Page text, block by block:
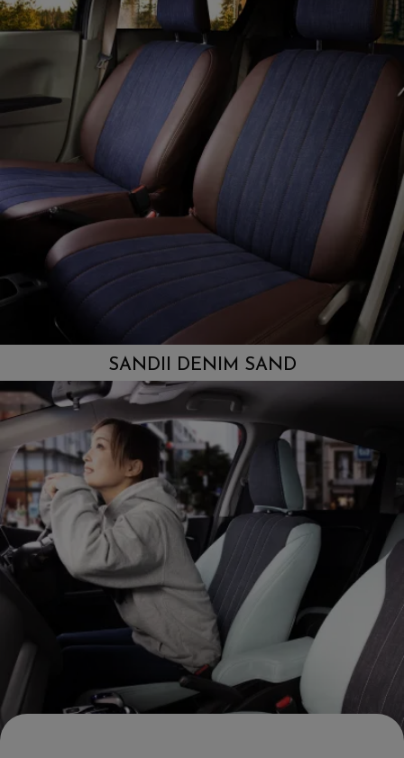
SANDII DENIM SAND